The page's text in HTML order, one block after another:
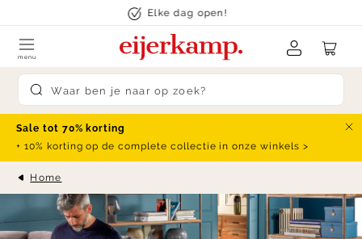
Elke dag open!
Submit search
menu
Sale tot 70% korting
+ 10% korting op de complete collectie in onze winkels >
Home